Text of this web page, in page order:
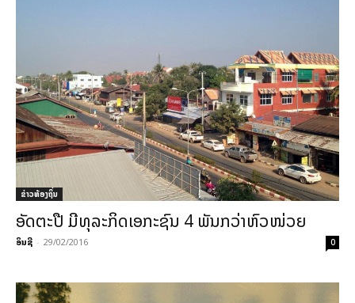
ຂ່າວທ້ອງຖິ່ນ
ອັດ​ຕະ​ປື ມີ​ທຸ­ລະ​ກິດເອ­ກະ​ຊົນ 4 ພັນ​ກວ່າຫົວ­ໜ່ວຍ
ອິນຊີ - 29/02/2016 0